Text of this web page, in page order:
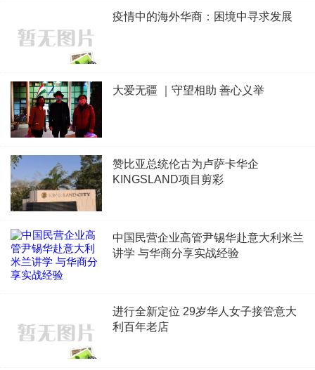
疫情中的海外华商：困境中寻求发展
大爱无疆 ｜守望相助 善心义举
赞比亚总统伦古为卢萨卡华企
KINGSLAND项目剪彩
中国民营企业高管尹锡华赴意大利米兰
讲学 与华商分享实战经验
进行全新定位 29岁华人女子接管意大
利百年老店